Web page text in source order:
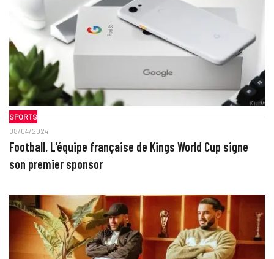
SPORTS
08/04/2024
Football. L’équipe française de Kings World Cup signe
son premier sponsor